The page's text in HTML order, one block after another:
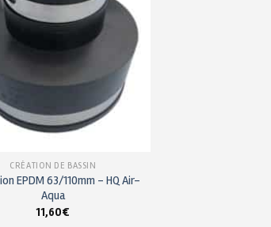
CRÉATION DE BASSIN
EPDM 63/110mm – HQ Air-
Aqua
11,60€